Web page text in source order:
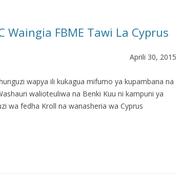
Waingia FBME Tawi La Cyprus
Aprili 30, 2015
wapya ili kukagua mifumo ya kupambana na
walioteuliwa na Benki Kuu ni kampuni ya
wa fedha Kroll na wanasheria wa Cyprus